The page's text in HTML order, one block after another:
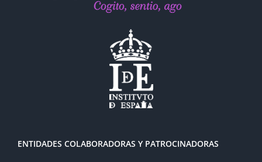
ENTIDADES COLABORADORAS Y PATROCINADORAS